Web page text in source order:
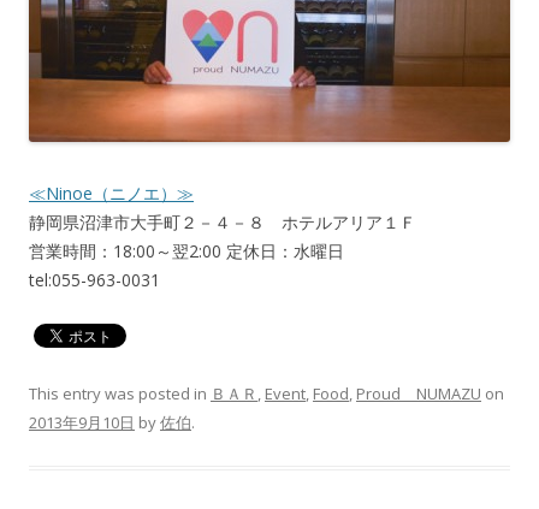
≪Ninoe（ニノエ）≫
静岡県沼津市大手町２－４－８ ホテルアリア１Ｆ
営業時間：18:00～翌2:00 定休日：水曜日
tel:055-963-0031
This entry was posted in ＢＡＲ Event Food Proud NUMAZU on
2013年9月10日 by佐伯.